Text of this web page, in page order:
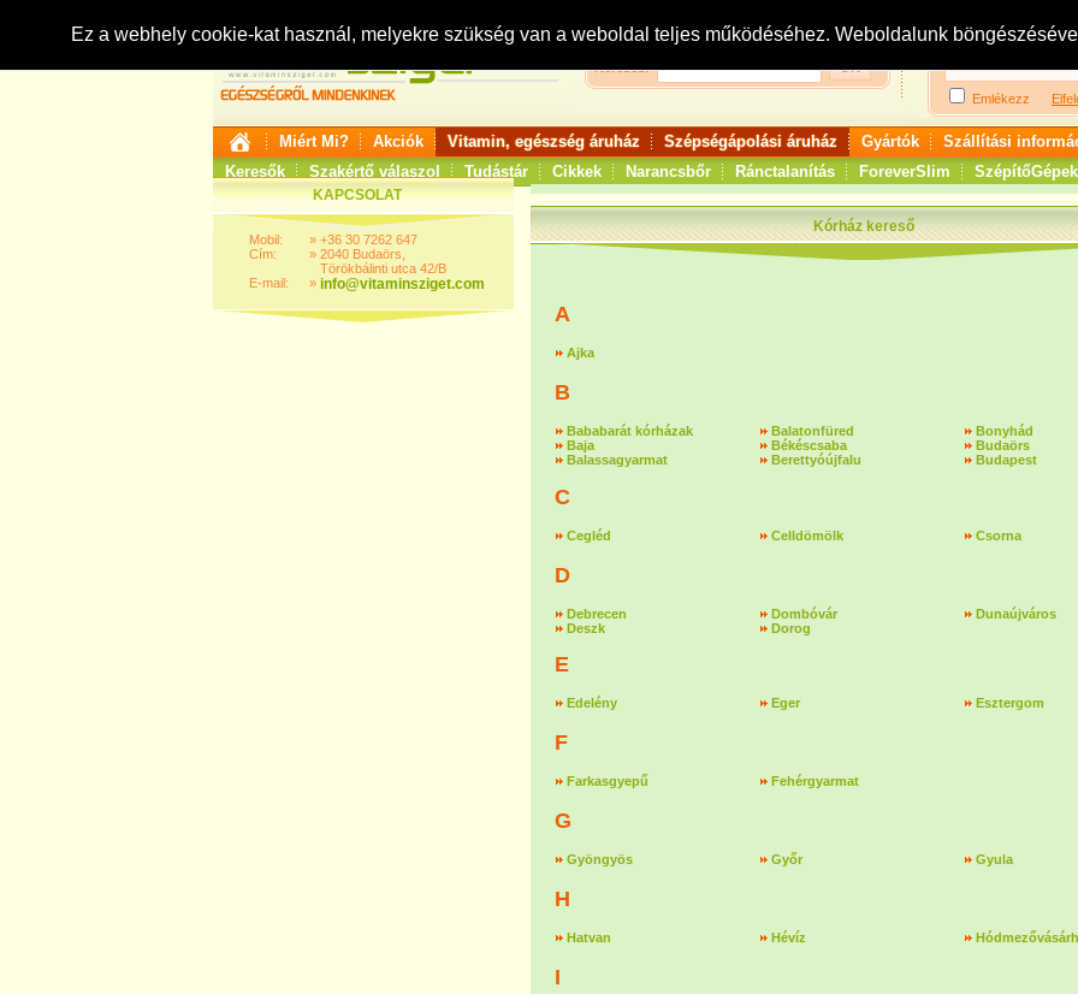
Ez a webhely cookie-kat használ, melyekre szükség van a weboldal teljes működéséhez. Weboldalunk
Keresés:
Bejelentkezés:
Emlékezz
Miért Mi? Akciók Vitamin, egészség áruház Szépségápolási áruház Gyártók
Szállítási
Keresők
Szakértő válaszol Tudástár Cikkek Narancsbőr Ránctalanítás ForeverSlim SzépítőGépek
KAPCSOLAT
Mobil:
Cím:
E-mail:
»
»
»
+36 30 7262 647
2040 Budaörs,
Törökbálinti utca 42/B
info@vitaminsziget.com
Kórház kereső
A
Ajka
B
Bababarát kórházak
Baja
Balassagyarmat
Balatonfüred
Békéscsaba
Berettyóújfalu
Bonyhád
Budaörs
Budapest
C
Cegléd Celldömölk Csorna
D
Debrecen
Deszk
Dombóvár
Dorog
Dunaújváros
E
Edelény Eger Esztergom
F
Farkasgyepű Fehérgyarmat
G
Gyöngyös Győr Gyula
H
Hatvan Hévíz
I